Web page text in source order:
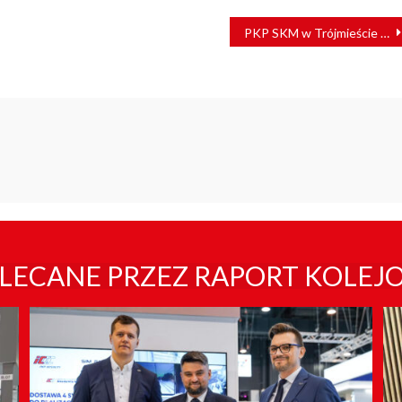
PKP SKM w Trójmieście z ratingiem „BBB”
PRZEZ RAPORT